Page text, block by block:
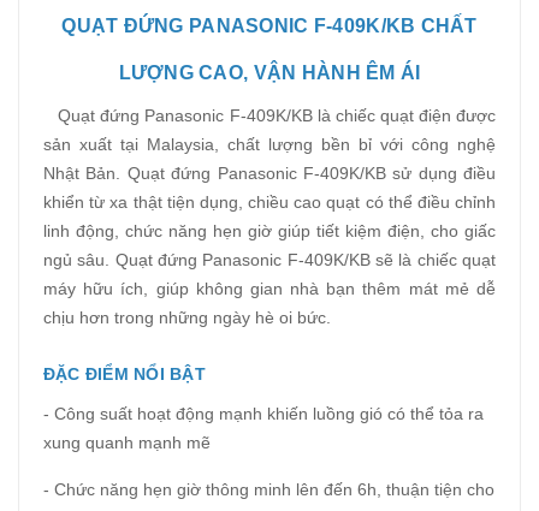
QUẠT ĐỨNG PANASONIC F-409K/KB CHẤT
LƯỢNG CAO, VẬN HÀNH ÊM ÁI
Quạt đứng Panasonic F-409K/KB là chiếc quạt điện được
sản xuất tại Malaysia, chất lượng bền bỉ với công nghệ
Nhật Bản. Quạt đứng Panasonic F-409K/KB sử dụng điều
khiển từ xa thật tiện dụng, chiều cao quạt có thể điều chỉnh
linh động, chức năng hẹn giờ giúp tiết kiệm điện, cho giấc
ngủ sâu. Quạt đứng Panasonic F-409K/KB sẽ là chiếc quạt
máy hữu ích, giúp không gian nhà bạn thêm mát mẻ dễ
chịu hơn trong những ngày hè oi bức.
ĐẶC ĐIỂM NỔI BẬT
- Công suất hoạt động mạnh khiến luồng gió có thể tỏa ra
xung quanh mạnh mẽ
- Chức năng hẹn giờ thông minh lên đến 6h, thuận tiện cho